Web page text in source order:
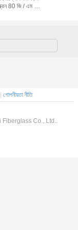
80 জি / এম 2
গোপনীয়তা নীতি
Co., Ltd..